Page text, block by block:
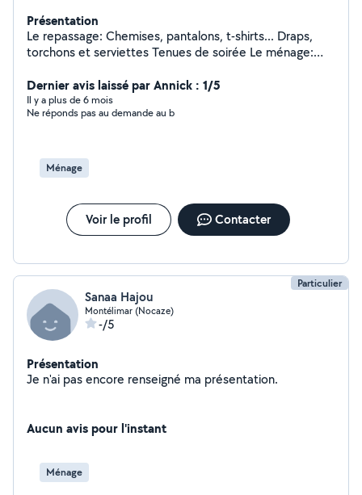
Présentation
Le repassage: Chemises, pantalons, t-shirts... Draps,
torchons et serviettes Tenues de soirée Le ménage:
Nettoyage des sols Entretien de la cuisine, salles de
bain et sanitaires Nettoyage des vitres Nettoyage en
profondeur des électroménagers, dressings, placards...
Dernier avis laissé par Annick : 1/5
Il y a plus de 6 mois
Ne réponds pas au demande au b
Ménage
Voir le profil Contacter
Particulier
Sanaa Hajou
Montélimar (Nocaze)
-/5
Présentation
Je n'ai pas encore renseigné ma présentation.
Aucun avis pour l'instant
Ménage